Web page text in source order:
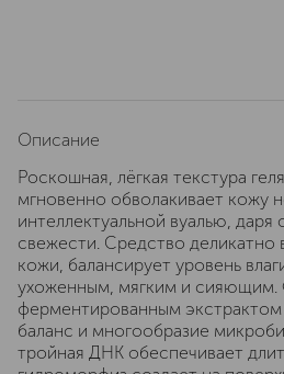
Описание
Роскошная, лёгкая текстура
мгновенно обволакивает кожу
интеллектуальной вуалью,
свежести. Средство деликатно
кожи, балансирует уровень
ухоженным, мягким и сияющим.
ферментированным экстрактом
баланс и многообразие
тройная ДНК обеспечивает